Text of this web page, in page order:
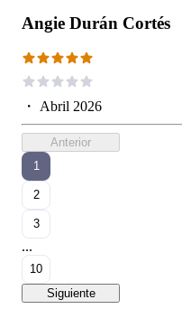
Angie Durán Cortés
・ Abril 2026
Anterior
1
2
3
...
10
Siguiente